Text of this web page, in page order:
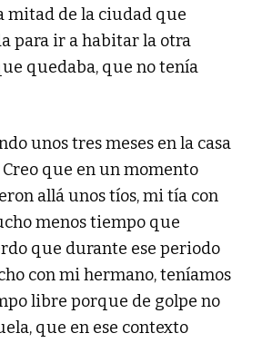
mitad de la ciudad que
para ir a habitar la otra
quedaba, que no tenía
unos tres meses en la casa
que en un momento
allá unos tíos, mi tía con
menos tiempo que
que durante ese periodo
con mi hermano, teníamos
libre porque de golpe no
que en ese contexto